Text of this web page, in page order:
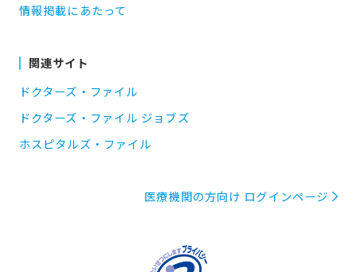
情報掲載にあたって
関連サイト
ドクターズ・ファイル
ドクターズ・ファイル ジョブズ
ホスピタルズ・ファイル
医療機関の方向け ログインページ